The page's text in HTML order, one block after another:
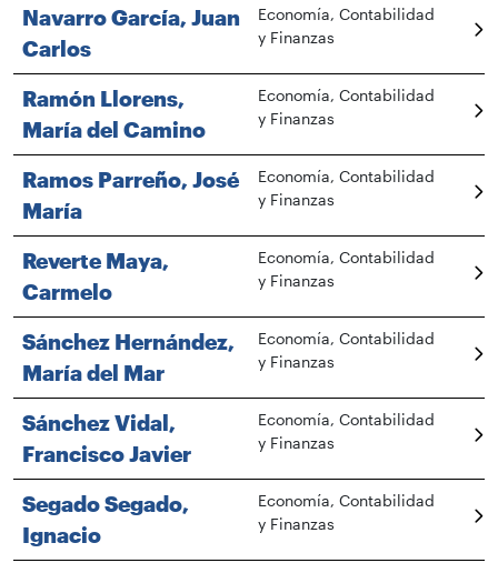
Navarro García, Juan
Carlos
Economía, Contabilidad
y Finanzas
Ramón Llorens,
María del Camino
Economía, Contabilidad
y Finanzas
Ramos Parreño, José
María
Economía, Contabilidad
y Finanzas
Reverte Maya,
Carmelo
Economía, Contabilidad
y Finanzas
Sánchez Hernández,
María del Mar
Economía, Contabilidad
y Finanzas
Sánchez Vidal,
Francisco Javier
Economía, Contabilidad
y Finanzas
Segado Segado,
Ignacio
Economía, Contabilidad
y Finanzas